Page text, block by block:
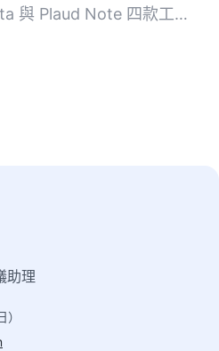
與 Plaud Note 四款工
助理